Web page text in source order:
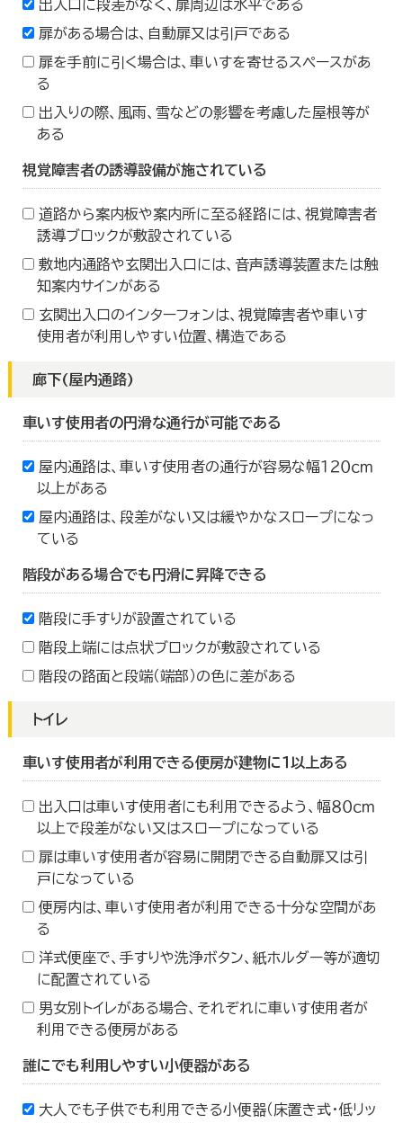
出入口に段差がなく、扉周辺は水平である
扉がある場合は、自動扉又は引戸である
扉を手前に引く場合は、車いすを寄せるスペースがあ
る
出入りの際、風雨、雪などの影響を考慮した屋根等が
ある
視覚障害者の誘導設備が施されている
道路から案内板や案内所に至る経路には、視覚障害者
誘導ブロックが敷設されている
敷地内通路や玄関出入口には、音声誘導装置または触
知案内サインがある
玄関出入口のインターフォンは、視覚障害者や車いす
使用者が利用しやすい位置、構造である
廊下(屋内通路)
車いす使用者の円滑な通行が可能である
屋内通路は、車いす使用者の通行が容易な幅１２０ｃｍ
以上がある
屋内通路は、段差がない又は緩やかなスロープになっ
ている
階段がある場合でも円滑に昇降できる
階段に手すりが設置されている
階段上端には点状ブロックが敷設されている
階段の路面と段端（端部）の色に差がある
トイレ
車いす使用者が利用できる便房が建物に１以上ある
出入口は車いす使用者にも利用できるよう、幅８０ｃｍ
以上で段差がない又はスロープになっている
扉は車いす使用者が容易に開閉できる自動扉又は引
戸になっている
便房内は、車いす使用者が利用できる十分な空間があ
る
洋式便座で、手すりや洗浄ボタン、紙ホルダー等が適切
に配置されている
男女別トイレがある場合、それぞれに車いす使用者が
利用できる便房がある
誰にでも利用しやすい小便器がある
大人でも子供でも利用できる小便器（床置き式・低リッ